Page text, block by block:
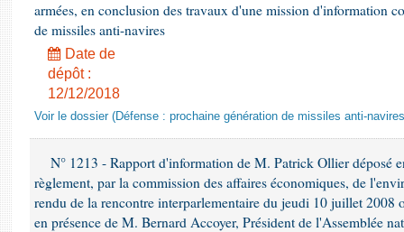
armées, en conclusion des travaux d'une mission d'information
de missiles anti-navires
Date de
dépôt :
12/12/2018
Voir le dossier (Défense : prochaine génération de missiles anti-
N° 1213 - Rapport d'information de M. Patrick Ollier déposé
règlement, par la commission des affaires économiques, de
rendu de la rencontre interparlementaire du jeudi 10 juillet 2008
en présence de M. Bernard Accoyer, Président de l'Assemblée